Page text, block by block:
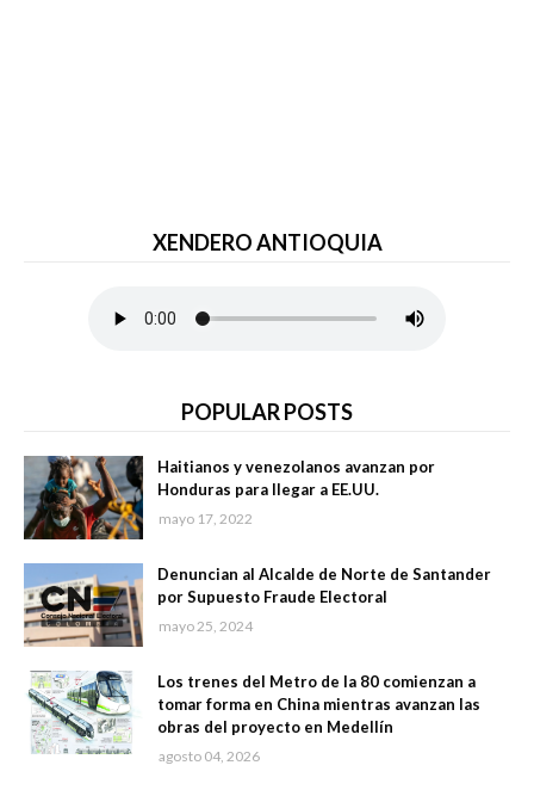
XENDERO ANTIOQUIA
POPULAR POSTS
Haitianos y venezolanos avanzan por
Honduras para llegar a EE.UU.
mayo 17, 2022
Denuncian al Alcalde de Norte de Santander
por Supuesto Fraude Electoral
mayo 25, 2024
Los trenes del Metro de la 80 comienzan a
tomar forma en China mientras avanzan las
obras del proyecto en Medellín
agosto 04, 2026